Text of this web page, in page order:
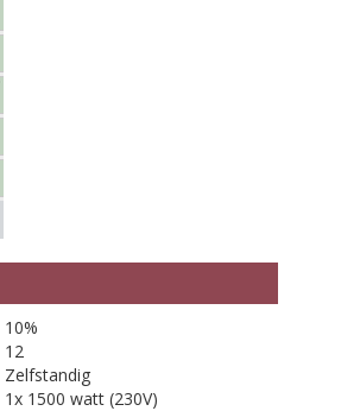
10%
12
Zelfstandig
1x 1500 watt (230V)